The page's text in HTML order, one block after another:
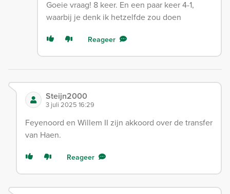
Goeie vraag! 8 keer. En een paar keer 4-1,
waarbij je denk ik hetzelfde zou doen
Reageer
Steijn2000
3 juli 2025 16:29
Feyenoord en Willem II zijn akkoord over de transfer
van Haen.
Reageer